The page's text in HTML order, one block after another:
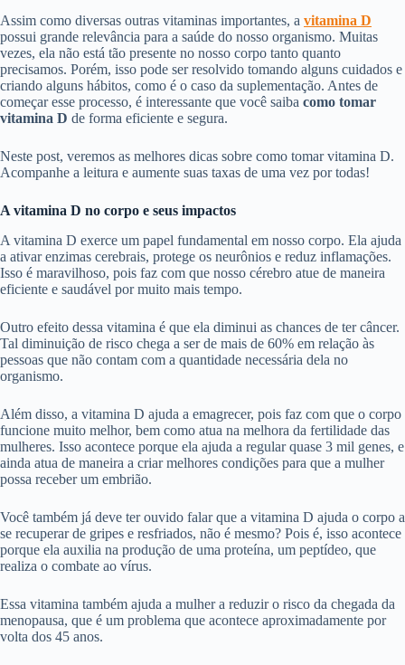
Assim como diversas outras vitaminas importantes, a vitamina D
possui grande relevância para a saúde do nosso organismo. Muitas
vezes, ela não está tão presente no nosso corpo tanto quanto
precisamos. Porém, isso pode ser resolvido tomando alguns cuidados e
criando alguns hábitos, como é o caso da suplementação. Antes de
começar esse processo, é interessante que você saiba como tomar
vitamina D de forma eficiente e segura.
Neste post, veremos as melhores dicas sobre como tomar vitamina D.
Acompanhe a leitura e aumente suas taxas de uma vez por todas!
A vitamina D no corpo e seus impactos
A vitamina D exerce um papel fundamental em nosso corpo. Ela ajuda
a ativar enzimas cerebrais, protege os neurônios e reduz inflamações.
Isso é maravilhoso, pois faz com que nosso cérebro atue de maneira
eficiente e saudável por muito mais tempo.
Outro efeito dessa vitamina é que ela diminui as chances de ter câncer.
Tal diminuição de risco chega a ser de mais de 60% em relação às
pessoas que não contam com a quantidade necessária dela no
organismo.
Além disso, a vitamina D ajuda a emagrecer, pois faz com que o corpo
funcione muito melhor, bem como atua na melhora da fertilidade das
mulheres. Isso acontece porque ela ajuda a regular quase 3 mil genes, e
ainda atua de maneira a criar melhores condições para que a mulher
possa receber um embrião.
Você também já deve ter ouvido falar que a vitamina D ajuda o corpo a
se recuperar de gripes e resfriados, não é mesmo? Pois é, isso acontece
porque ela auxilia na produção de uma proteína, um peptídeo, que
realiza o combate ao vírus.
Essa vitamina também ajuda a mulher a reduzir o risco da chegada da
menopausa, que é um problema que acontece aproximadamente por
volta dos 45 anos.